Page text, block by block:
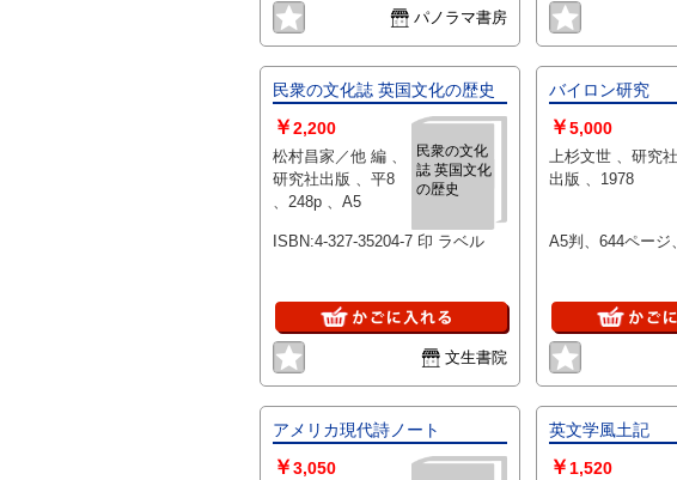
パノラマ書房
民衆の文化誌 英国文化の歴史
民衆の文化
誌 英国文化
の歴史
￥2,200
松村昌家／他 編 、
研究社出版 、平8
、248p 、A5
ISBN:4-327-35204-7 印 ラベル
文生書院
バイロン研究
￥5,000
上杉文世 、研究社
出版 、1978
A5判、644ページ
アメリカ現代詩ノート
￥3,050
英文学風土記
￥ 1,520